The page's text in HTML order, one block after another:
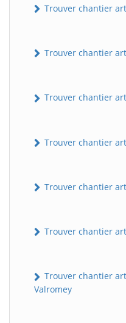
Trouver chantier
Trouver chantier
Trouver chantier
Trouver chantier
Trouver chantier
Trouver chantier
Trouver chantier
Valromey